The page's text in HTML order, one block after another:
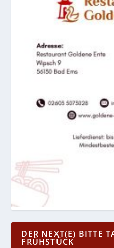
DER NEXT(E) BITTE
FRÜHSTÜCK